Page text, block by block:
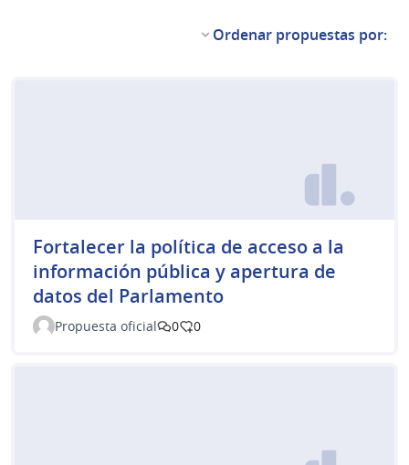
Ordenar propuestas por:
Fortalecer la política de acceso a la
información pública y apertura de
datos del Parlamento
Propuesta oficial 0 0